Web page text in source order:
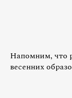
Напомним, что
весенних